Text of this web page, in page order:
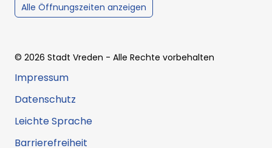
Alle Öffnungszeiten anzeigen
© 2026 Stadt Vreden - Alle Rechte vorbehalten
Impressum
Datenschutz
Leichte Sprache
Barrierefreiheit